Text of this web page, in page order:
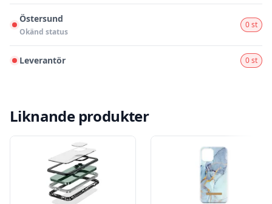
Östersund
Okänd status
0 st
Leverantör 0 st
Liknande produkter